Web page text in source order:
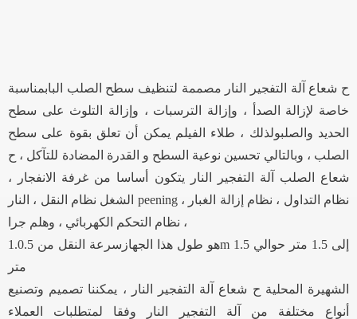
ح شعاع آلة التفجير النار مصممة لتنظيف سطح الصلب البابمناسبة
خاصة لإزالة الصدأ ، وإزالة الترسبات ، وإزالة التلوث على سطح
الحديد والصلبولذلك ، طلاء الفيلم يمكن أن تعلق بقوة على سطح
الصلب ، وبالتالي تحسين نوعية السطح و القدرة المضادة للتآكل ، ح
شعاع الصلب آلة التفجير النار يتكون أساسا من غرفة الانفجار ،
الشغل نظام النقل ، النار peening نظام التداول ، نظام إزالة الغبار ،
نظام التحكم الكهربائي ، وهلم جرا ،
هو طول هذا الجهازسرعة النقل من 1.0.5m إلى 1.5 متر حوالي 1.5
متر
الشهيرة المحلية ح شعاع آلة التفجير النار ، يمكننا تصميم وتصنيع
أنواع مختلفة من آلة التفجير النار وفقا لمتطلبات العملاء